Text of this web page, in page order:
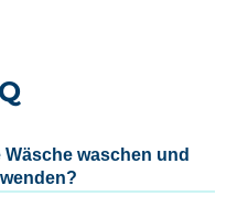
waschen und